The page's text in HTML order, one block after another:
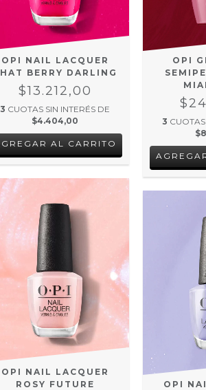
OPI NAIL LACQUER
BERRY DARLING
$13.212,00
3 CUOTAS SIN INTERÉS DE
$4.404,00
OPI
3
OPI NAIL LACQUER
ROSY FUTURE
OPI